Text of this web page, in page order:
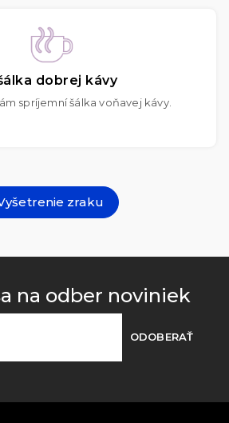
dobrej kávy
spríjemní šálka voňavej kávy.
zraku
na odber noviniek
ODOBERAŤ